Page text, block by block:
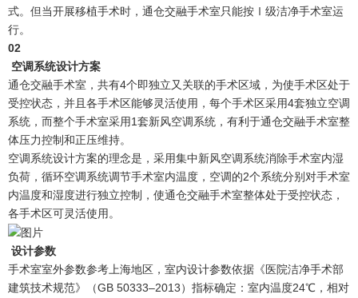
式。但当开展移植手术时，通仓交融手术室只能按Ⅰ级洁净手术室运
行。
02
空调系统设计方案
通仓交融手术室，共有4个即独立又关联的手术区域，为使手术区处于
受控状态，并且各手术区能够灵活使用，每个手术区采用4套独立空调
系统，而整个手术室采用1套新风空调系统，有利于通仓交融手术室整
体压力控制和正压维持。
空调系统设计方案的理念是，采用集中新风空调系统消除手术室内湿
负荷，循环空调系统调节手术室内温度，空调的2个系统分别对手术室
内温度和湿度进行独立控制，使通仓交融手术室整体处于受控状态，
各手术区可灵活使用。
设计参数
手术室室外参数参考上海地区，室内设计参数依据《医院洁净手术部
建筑技术规范》（GB 50333–2013）指标确定：室内温度24℃，相对